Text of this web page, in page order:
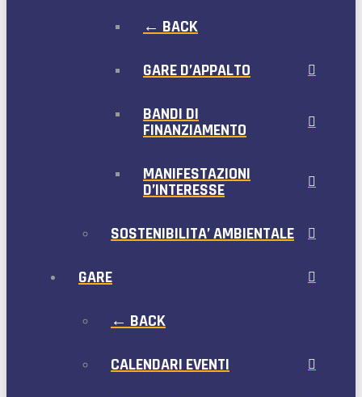
← BACK
GARE D’APPALTO
BANDI DI
FINANZIAMENTO
MANIFESTAZIONI
D’INTERESSE
SOSTENIBILITA’ AMBIENTALE
GARE
← BACK
CALENDARI EVENTI